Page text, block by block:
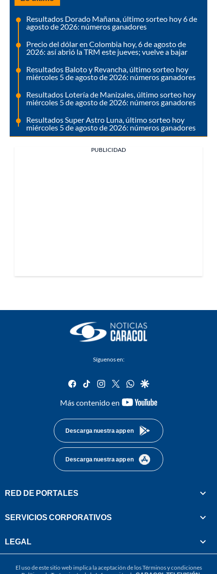
Resultados Dorado Mañana, último sorteo hoy 6 de
agosto de 2026: números ganadores
Precio del dólar en Colombia hoy, 6 de agosto de
2026: así abrió la TRM este jueves; vuelve a bajar
Resultados Baloto y Revancha, último sorteo hoy
miércoles 5 de agosto de 2026: números ganadores
Resultados Lotería de Manizales, último sorteo hoy
miércoles 5 de agosto de 2026: números ganadores
Resultados Super Astro Luna, último sorteo hoy
miércoles 5 de agosto de 2026: números ganadores
PUBLICIDAD
Síguenos en:
facebook
tiktok instagram
twitterwhatsapp
google
Más contenido en
youtube-
Descarga nuestra app en
Descarga nuestra app en
RED DE PORTALES
SERVICIOS CORPORATIVOS
LEGAL
El uso de este sitio web implica la aceptación de losTérminos y condiciones